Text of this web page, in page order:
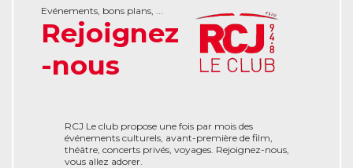
Evénements, bons plans, ...
Rejoignez
-nous
RCJ Le club propose une fois par mois des
événements culturels, avant-première de film,
théâtre, concerts privés, voyages. Rejoignez-nous,
vous allez adorer.